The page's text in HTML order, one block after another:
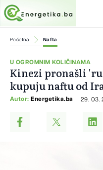
Početna Nafta
U OGROMNIM KOLIČINAMA
Kinezi pronašli
kupuju naftu od
Autor: Energetika.ba 29. 03.